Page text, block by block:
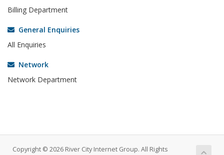
Billing Department
General Enquiries
All Enquiries
Network
Network Department
Copyright © 2026 River City Internet Group. All Rights